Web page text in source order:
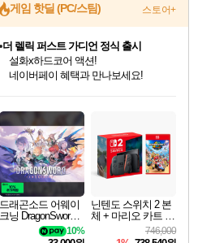
게임 핫딜 (PC/스팀) 스토어+
네이버혜택과 함께 만나보세요!
50%할인&추가 적립까지!
이니&베니 혜택까지!
네이버 혜택가와 함께 예약하세요!
할인&네이버혜택으로 만나보세요!
더 렐릭 퍼스트 가디언 정식 출시
설화x하드코어 액션!
네이버페이 혜택과 만나보세요!
40주년 프로모션으로 만나보세요!
네이버 포인트 혜택까지!
할인가에 만나보세요!
일부 에디션 상시 할인!
혜택으로 예약 판매 중
편안하게 충전하세요
드래곤소드 어웨이
크닝 DragonSword A
10%
닌텐도 스위치 2 본
체 + 마리오 카트 월
746,000